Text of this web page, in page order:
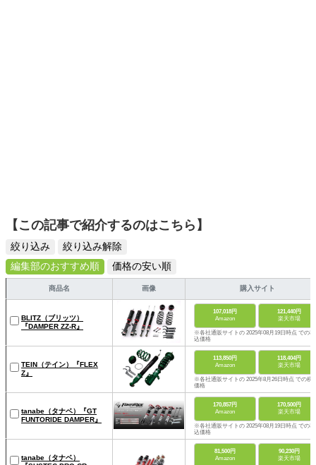
【この記事で紹介するのはこちら】
絞り込み
絞り込み解除
編集部のおすすめ順
価格の安い順
商品名 画像 購入サイト
BLITZ（ブリッツ）
『DAMPER ZZ-R』
107,018円
Amazon
121,440円
楽天市場
※各社通販サイトの 2025年08月19日時点 での税
込価格
TEIN（テイン）『FLEX
Z』
113,850円
Amazon
118,404円
楽天市場
※各社通販サイトの 2025年8月26日時点 での税
価格
tanabe（タナベ）『GT
FUNTORIDE DAMPER』
170,857円
Amazon
170,500円
楽天市場
※各社通販サイトの 2025年08月19日時点 での税
込価格
tanabe（タナベ）
81,500円
Amazon
90,230円
楽天市場